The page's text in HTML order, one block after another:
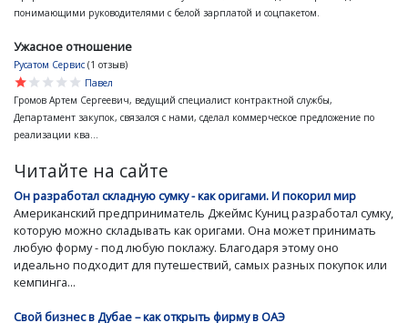
понимающими руководителями с белой зарплатой и соцпакетом.
Ужасное отношение
Русатом Сервис (1 отзыв)
star
star
star
star
star
Павел
Громов Артем Сергеевич, ведущий специалист контрактной службы,
Департамент закупок, связался с нами, сделал коммерческое предложение по
реализации ква...
Читайте на сайте
Он разработал складную сумку - как оригами. И покорил мир
Американский предприниматель Джеймс Куниц разработал сумку,
которую можно складывать как оригами. Она может принимать
любую форму - под любую поклажу. Благодаря этому оно
идеально подходит для путешествий, самых разных покупок или
кемпинга...
Свой бизнес в Дубае – как открыть фирму в ОАЭ